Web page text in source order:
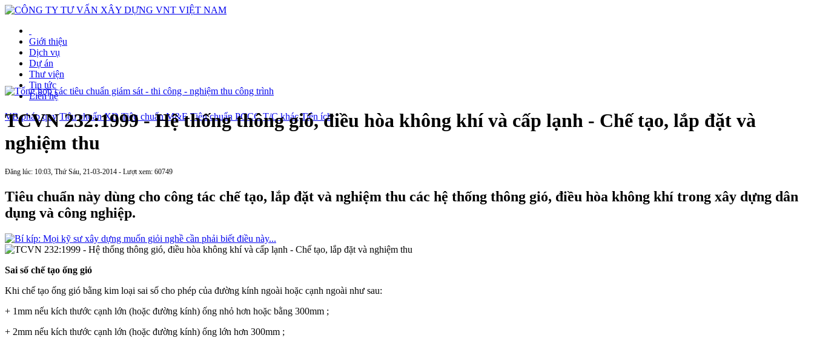
Giới thiệu
Dịch vụ
Dự án
Thư viện
Tin tức
Liên hệ
VB pháp quy Tiêu chuẩn XD Tiêu chuẩn M&E Tiêu chuẩn PCCC T/C khác Tiện ích
TCVN 232:1999 - Hệ thống thông gió, điều hòa không khí và cấp lạnh - Chế tạo, lắp đặt và
nghiệm thu
Đăng lúc: 10:03, Thứ Sáu, 21-03-2014 - Lượt xem: 60749
Tiêu chuẩn này dùng cho công tác chế tạo, lắp đặt và nghiệm thu các hệ thống thông gió, điều hòa không khí trong xây dựng dân
dụng và công nghiệp.
Sai số chế tạo ống gió
Khi chế tạo ống gió bằng kim loại sai số cho phép của đường kính ngoài hoặc cạnh ngoài như sau:
+ 1mm nếu kích thước cạnh lớn (hoặc đường kính) ống nhỏ hơn hoặc bằng 300mm ;
+ 2mm nếu kích thước cạnh lớn (hoặc đường kính) ống lớn hơn 300mm ;